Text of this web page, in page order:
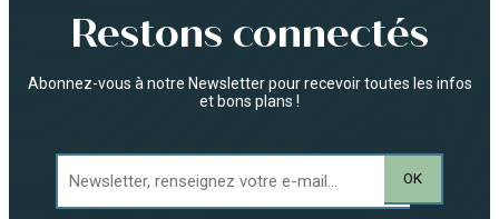
Restons connectés
Abonnez-vous à notre Newsletter pour recevoir toutes les infos
et bons plans !